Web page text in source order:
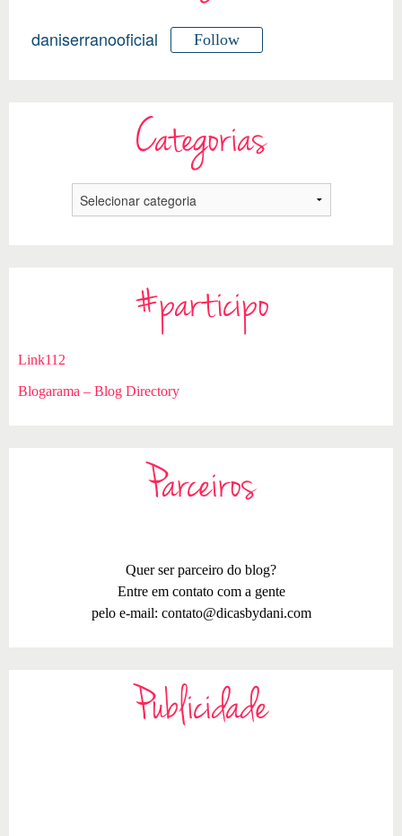
daniserranooficial Follow
Categorias
#participo
Link112
Blogarama – Blog Directory
Parceiros
Quer ser parceiro do blog?
Entre em contato com a gente
pelo e-mail: contato@dicasbydani.com
Publicidade